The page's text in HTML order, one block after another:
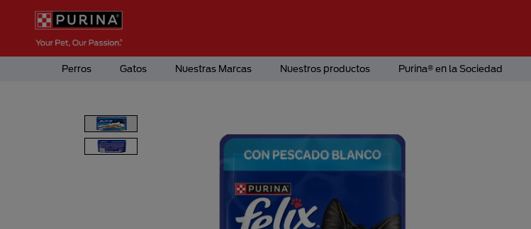
Pasar al contenido principal
Menú Secundario Purina
Menú Principal Purina
Perros Gatos Nuestras Marcas Nuestros productos Purina® en la Sociedad